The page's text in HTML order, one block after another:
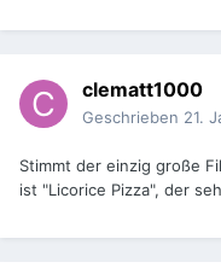
clematt1000
Geschrieben 21.
Stimmt der einzig große
ist "Licorice Pizza", der